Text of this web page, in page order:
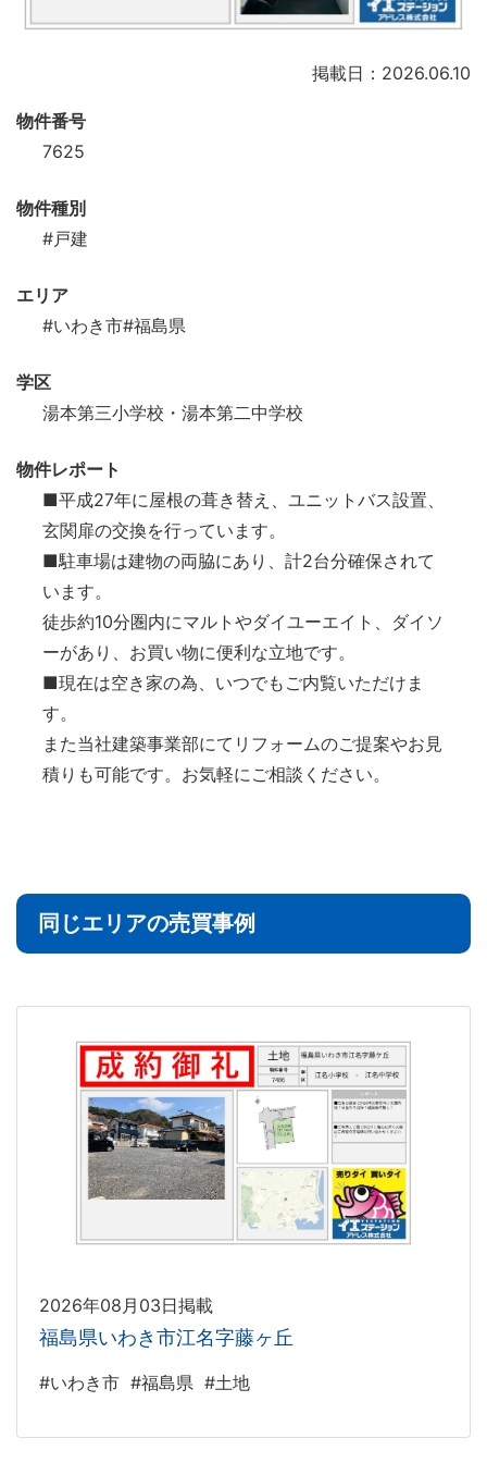
掲載日：2026.06.10
物件番号
7625
物件種別
#戸建
エリア
#いわき市#福島県
学区
湯本第三小学校・湯本第二中学校
物件レポート
■平成27年に屋根の葺き替え、ユニットバス設置、
玄関扉の交換を行っています。
■駐車場は建物の両脇にあり、計2台分確保されて
います。
徒歩約10分圏内にマルトやダイユーエイト、ダイソ
ーがあり、お買い物に便利な立地です。
■現在は空き家の為、いつでもご内覧いただけま
す。
また当社建築事業部にてリフォームのご提案やお見
積りも可能です。お気軽にご相談ください。
同じエリアの売買事例
2026年08月03日掲載
福島県いわき市江名字藤ヶ丘
#いわき市 #福島県 #土地